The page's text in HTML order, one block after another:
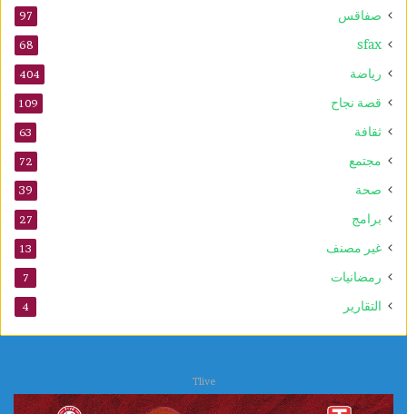
صفاقس 97
sfax
68
رياضة 404
قصة نجاح 109
ثقافة 63
مجتمع 72
صحة 39
برامج 27
غير مصنف 13
رمضانيات 7
التقارير 4
Tlive